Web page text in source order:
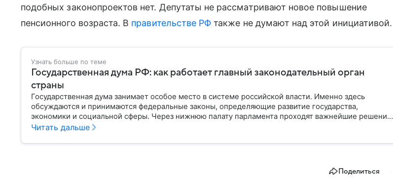
подобных законопроектов нет. Депутаты не рассматривают новое повышение
пенсионного возраста. В правительстве РФ также не думают над этой инициативой.
Узнать больше по теме
Государственная дума РФ: как работает главный законодательный орган
страны
Государственная дума занимает особое место в системе российской власти. Именно здесь
обсуждаются и принимаются федеральные законы, определяющие развитие государства,
экономики и социальной сферы. Через нижнюю палату парламента проходят важнейшие решения,
затрагивающие жизнь миллионов граждан. Разбираемся, как устроена Госдума, какие полномочия
Читать дальше
Поделиться